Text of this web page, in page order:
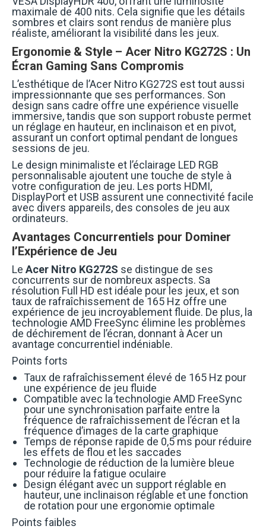
maximale de 400 nits. Cela signifie que les détails
sombres et clairs sont rendus de manière plus
réaliste, améliorant la visibilité dans les jeux.
Ergonomie & Style – Acer Nitro KG272S : Un
Écran Gaming Sans Compromis
L’esthétique de l’Acer Nitro KG272S est tout aussi
impressionnante que ses performances. Son
design sans cadre offre une expérience visuelle
immersive, tandis que son support robuste permet
un réglage en hauteur, en inclinaison et en pivot,
assurant un confort optimal pendant de longues
sessions de jeu.
Le design minimaliste et l’éclairage LED RGB
personnalisable ajoutent une touche de style à
votre configuration de jeu. Les ports HDMI,
DisplayPort et USB assurent une connectivité facile
avec divers appareils, des consoles de jeu aux
ordinateurs.
Avantages Concurrentiels pour Dominer
l’Expérience de Jeu
Le Acer Nitro KG272S se distingue de ses
concurrents sur de nombreux aspects. Sa
résolution Full HD est idéale pour les jeux, et son
taux de rafraîchissement de 165 Hz offre une
expérience de jeu incroyablement fluide. De plus, la
technologie AMD FreeSync élimine les problèmes
de déchirement de l’écran, donnant à Acer un
avantage concurrentiel indéniable.
Points forts
Taux de rafraîchissement élevé de 165 Hz pour
une expérience de jeu fluide
Compatible avec la technologie AMD FreeSync
pour une synchronisation parfaite entre la
fréquence de rafraîchissement de l’écran et la
fréquence d’images de la carte graphique
Temps de réponse rapide de 0,5 ms pour réduire
les effets de flou et les saccades
Technologie de réduction de la lumière bleue
pour réduire la fatigue oculaire
Design élégant avec un support réglable en
hauteur, une inclinaison réglable et une fonction
de rotation pour une ergonomie optimale
Points faibles